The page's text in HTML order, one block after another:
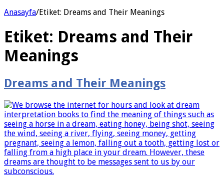
Anasayfa/Etiket: Dreams and Their Meanings
Etiket: Dreams and Their
Meanings
Dreams and Their Meanings